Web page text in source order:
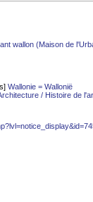
wallon (Maison de
Wallonie = Wallonië
/ Histoire de